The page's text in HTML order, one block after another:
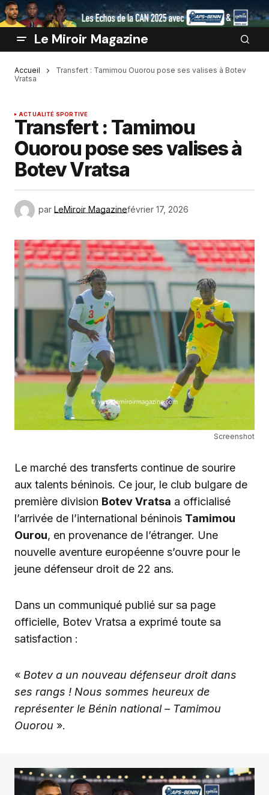
Le Miroir Magazine
Accueil
Transfert : Tamimou Ouorou pose ses valises à Botev
Vratsa
ACTUALITÉ SPORTIVE
Transfert : Tamimou
Ouorou pose ses valises à
Botev Vratsa
par LeMiroir Magazinefévrier 17, 2026
Screenshot
Le marché des transferts continue de sourire
aux talents béninois. Ce jour, le club bulgare de
première division Botev Vratsa a officialisé
l’arrivée de l’international béninois Tamimou
Ourou, en provenance de l’étranger. Une
nouvelle aventure européenne s’ouvre pour le
jeune défenseur droit de 22 ans.
Dans un communiqué publié sur sa page
officielle, Botev Vratsa a exprimé toute sa
satisfaction :
« Botev a un nouveau défenseur droit dans
ses rangs ! Nous sommes heureux de
représenter le Bénin national – Tamimou
Ouorou ».